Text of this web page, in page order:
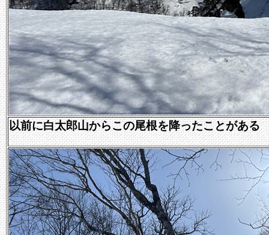
以前に白太郎山からこの尾根を降ったことがある